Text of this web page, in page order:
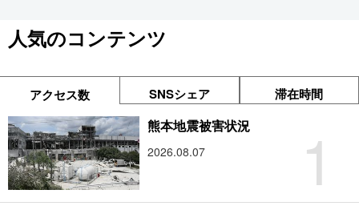
人気のコンテンツ
アクセス数 SNSシェア 滞在時間
1
熊本地震被害状況
2026.08.07